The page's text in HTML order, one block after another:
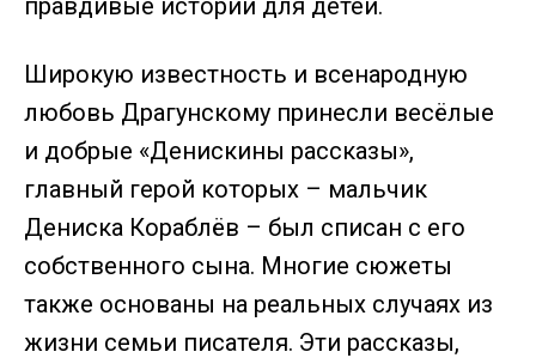
правдивые истории для детей.
Широкую известность и всенародную
любовь Драгунскому принесли весёлые
и добрые «Денискины рассказы»,
главный герой которых – мальчик
Дениска Кораблёв – был списан с его
собственного сына. Многие сюжеты
также основаны на реальных случаях из
жизни семьи писателя. Эти рассказы,